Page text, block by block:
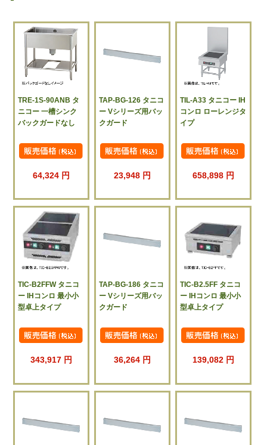
TRE-1S-90ANB タ
ニコー 一槽シンク
バックガードなし
64,324 円
TAP-BG-126 タニコ
ー Vシリーズ用バッ
クガード
23,948 円
TIL-A33 タニコー IH
コンロ ローレンジタ
イプ
658,898 円
TIC-B2FFW タニコ
ー IHコンロ 最小小
型卓上タイプ
343,917 円
TAP-BG-186 タニコ
ー Vシリーズ用バッ
クガード
36,264 円
TIC-B2.5FF タニコ
ー IHコンロ 最小小
型卓上タイプ
139,082 円